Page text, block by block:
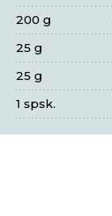
200 g
25 g
25 g
1 spsk.